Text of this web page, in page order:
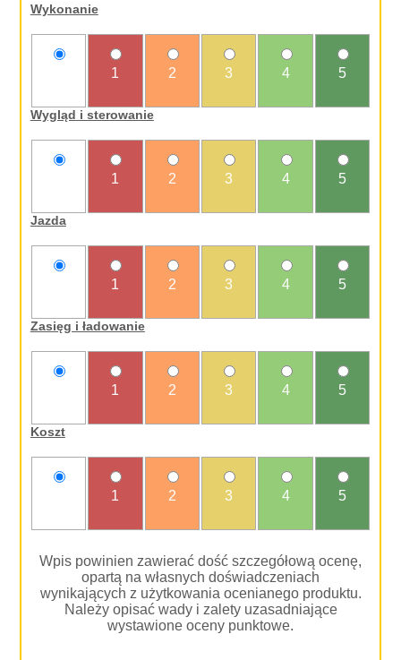
Wykonanie
1 2 3 4 5
Wygląd i sterowanie
1 2 3 4 5
Jazda
1 2 3 4 5
Zasięg i ładowanie
1 2 3 4 5
Koszt
1 2 3 4 5
Wpis powinien zawierać dość szczegółową ocenę,
opartą na własnych doświadczeniach
wynikających z użytkowania ocenianego produktu.
Należy opisać wady i zalety uzasadniające
wystawione oceny punktowe.